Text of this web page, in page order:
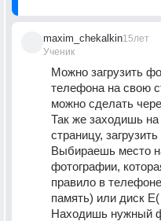
maxim_chekalkin
Ученик
15лет
Можно загрузить
телефона на свою
можно сделать
Так же заходишь
страницу,
Выбираешь место
фотографии,
правило в
память) или диск
Находишь нужный